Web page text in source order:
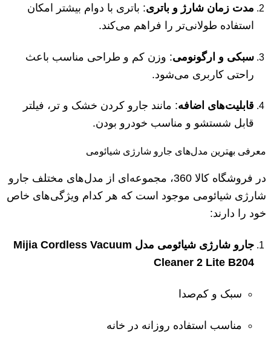
مدت زمان شارژ و باتری: باتری با دوام بیشتر امکان
استفاده طولانی‌تر را فراهم می‌کند.
سبکی و ارگونومی: وزن کم و طراحی مناسب باعث
راحتی کاربری می‌شود.
قابلیت‌های اضافه: مانند جارو کردن خشک و تر، فیلتر
قابل شستشو و مناسب خودرو بودن.
معرفی بهترین مدل‌های جارو شارژی شیائومی
در فروشگاه کالا 360، مجموعه‌ای از مدل‌های مختلف جارو
شارژی شیائومی موجود است که هر کدام ویژگی‌های خاص
خود را دارند:
جارو شارژی شیائومی مدل Mijia Cordless Vacuum
Cleaner 2 Lite B204
سبک و کم‌صدا
مناسب استفاده روزانه در خانه